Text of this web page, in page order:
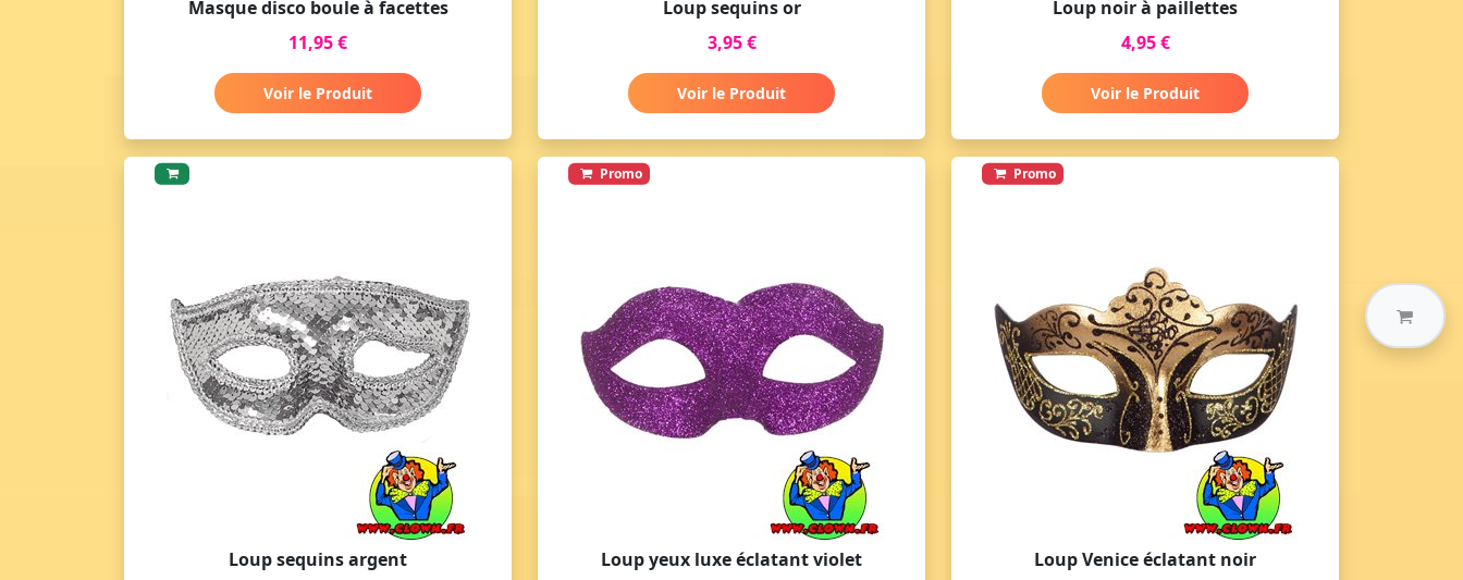
Masque disco boule à facettes
11,95 €
Voir le Produit
Loup sequins or
3,95 €
Voir le Produit
Loup noir à paillettes
4,95 €
Voir le Produit
Loup sequins argent
Promo
Loup yeux luxe éclatant violet
Promo
Loup Venice éclatant noir